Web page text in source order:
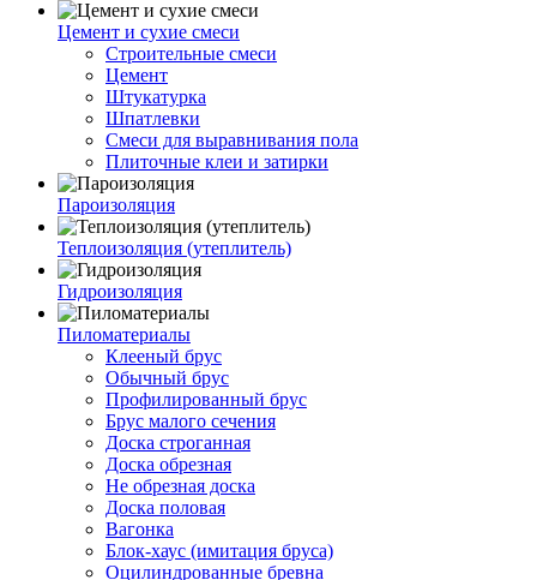
Цемент и сухие смеси
Строительные смеси
Цемент
Штукатурка
Шпатлевки
Смеси для выравнивания пола
Плиточные клеи и затирки
Пароизоляция
Теплоизоляция (утеплитель)
Гидроизоляция
Пиломатериалы
Клееный брус
Обычный брус
Профилированный брус
Брус малого сечения
Доска строганная
Доска обрезная
Не обрезная доска
Доска половая
Вагонка
Блок-хаус (имитация бруса)
Оцилиндрованные бревна